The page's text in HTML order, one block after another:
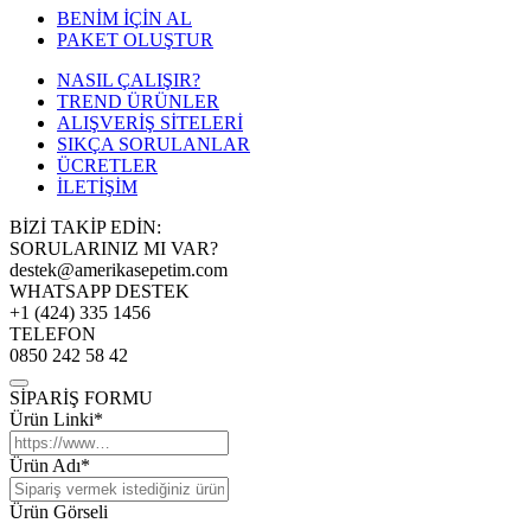
BENİM İÇİN AL
PAKET OLUŞTUR
NASIL ÇALIŞIR?
TREND ÜRÜNLER
ALIŞVERİŞ SİTELERİ
SIKÇA SORULANLAR
ÜCRETLER
İLETİŞİM
BİZİ TAKİP EDİN:
SORULARINIZ MI VAR?
destek@amerikasepetim.com
WHATSAPP DESTEK
+1 (424) 335 1456
TELEFON
0850 242 58 42
SİPARİŞ FORMU
Ürün Linki*
Ürün Adı*
Ürün Görseli